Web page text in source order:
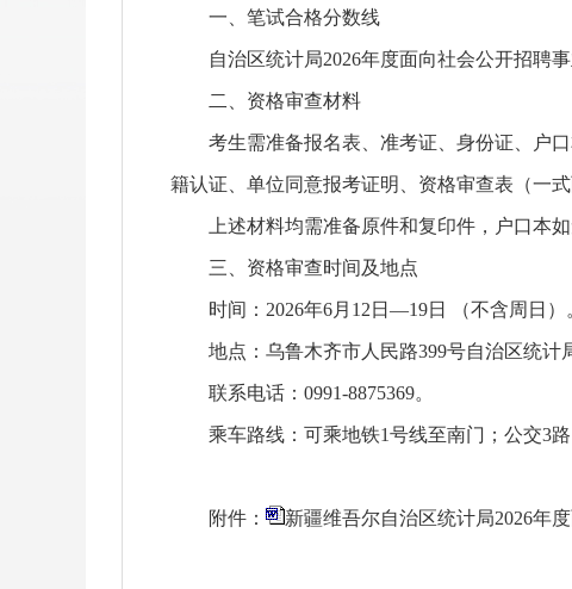
一、笔试合格分数线
自治区统计局2026年度面向社会公开招聘事
二、资格审查材料
考生需准备报名表、准考证、身份证、户口
籍认证、单位同意报考证明、资格审查表（一
上述材料均需准备原件和复印件，户口本如
三、资格审查时间及地点
时间：2026年6月12日—19日 （不含周日）
地点：乌鲁木齐市人民路399号自治区统计局
联系电话：0991-8875369。
乘车路线：可乘地铁1号线至南门；公交3路
附件： 新疆维吾尔自治区统计局2026年